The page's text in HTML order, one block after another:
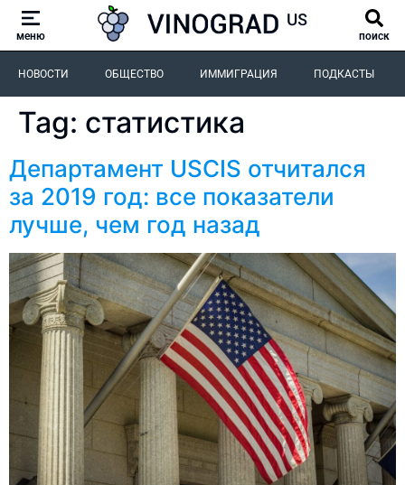
меню поиск
НОВОСТИ ОБЩЕСТВО ИММИГРАЦИЯ ПОДКАСТЫ
Tag: статистика
Департамент USCIS отчитался
за 2019 год: все показатели
лучше, чем год назад